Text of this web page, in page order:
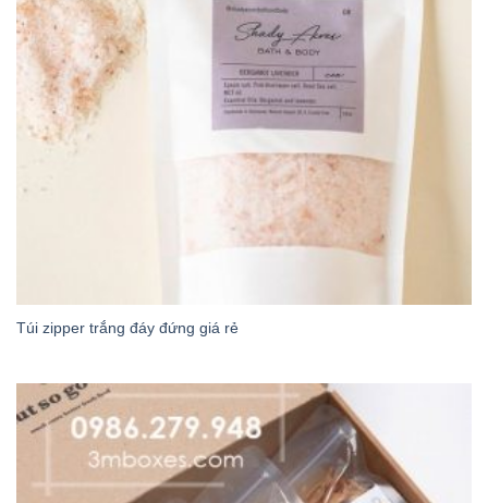
Túi zipper trắng đáy đứng giá rẻ